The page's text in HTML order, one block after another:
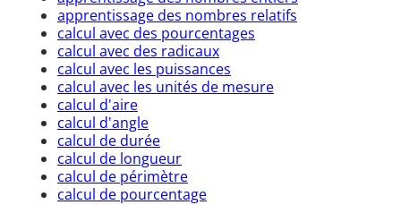
apprentissage des nombres relatifs
calcul avec des pourcentages
calcul avec des radicaux
calcul avec les puissances
calcul avec les unités de mesure
calcul d'aire
calcul d'angle
calcul de durée
calcul de longueur
calcul de périmètre
calcul de pourcentage